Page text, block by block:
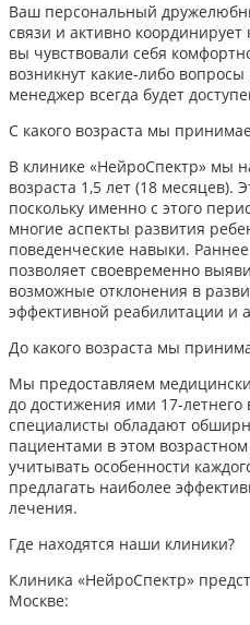
Ваш персональный
связи и активно
вы чувствовали себя
возникнут какие-либо
менеджер всегда будет
С какого возраста мы
В клинике «НейроСпектр» мы
возраста 1,5 лет (18 месяцев).
поскольку именно с этого
многие аспекты развития
поведенческие навыки.
позволяет своевременно
возможные отклонения в
эффективной реабилитации и
До какого возраста мы
Мы предоставляем
до достижения ими 17-
специалисты обладают
пациентами в этом
учитывать особенности
предлагать наиболее
лечения.​
Где находятся наши клиники?
Клиника «НейроСпектр»
Москве:​